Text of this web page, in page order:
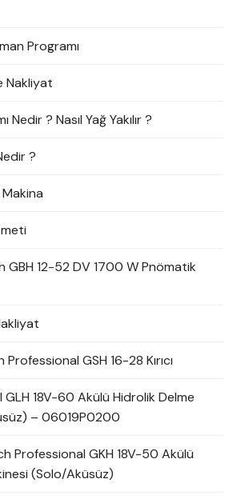
Programı
Nakliyat
Nedir ? Nasıl Yağ Yakılır ?
?
GBH 12-52 DV 1700 W Pnömatik
GSH 16-28 Kırıcı
18V-60 Akülü Hidrolik Delme
– 06019P0200
Professional GKH 18V-50 Akülü
(Solo/Aküsüz)